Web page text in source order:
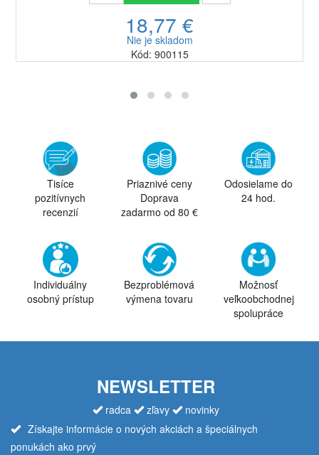
18,77 €
Nie je skladom
Kód: 900115
Tisíce
pozitívnych
recenzií
Priaznivé ceny
Doprava
zadarmo od 80 €
Odosielame do
24 hod.
Individuálny
osobný prístup
Bezproblémová
výmena tovaru
Možnosť
veľkoobchodnej
spolupráce
NEWSLETTER
radca zľavy
novinky
Získajte informácie o nových akciách a špeciálnych
ponukách ako prvý